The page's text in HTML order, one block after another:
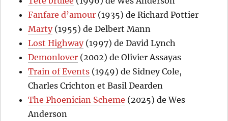
Fanfare d’amour (1935) de Richard Pottier
Marty(1955) de Delbert Mann
Lost Highway(1997) de David Lynch
Demonlover (2002) de Olivier Assayas
Train of Events (1949) de Sidney Cole,
Charles Crichton et Basil Dearden
The Phoenician Scheme (2025) de Wes
Anderson